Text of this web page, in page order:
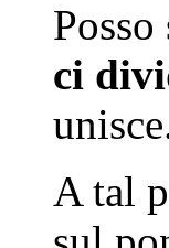
ci
A tal